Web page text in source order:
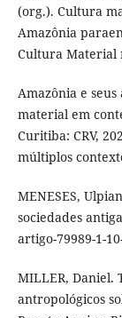
(org.). Cultura
Amazônia
Cultura Material
Amazônia e
material em
Curitiba: CRV,
múltiplos
MENESES,
sociedades
artigo-79989-1-
MILLER, Daniel.
antropológicos